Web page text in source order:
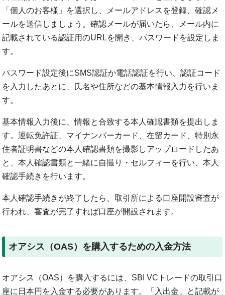
「個人のお客様」を選択し、メールアドレスを登録、確認メ
ールを送信しましょう。確認メールが届いたら、メール内に
記載されている認証用のURLを開き、パスワードを設定しま
す。
パスワード設定後にSMS認証か電話認証を行い、認証コード
を入力したあとに、氏名や住所などの基本情報入力を行いま
す。
基本情報入力後に、情報と合致する本人確認書類を提出しま
す。運転免許証、マイナンバーカード、在留カード、特別永
住者証明書などの本人確認書類を撮影しアップロードしたあ
と、本人確認書類と一緒に自撮り・セルフィーを行い、本人
確認手続きを行います。
本人確認手続きが終了したら、取引所による口座開設審査が
行われ、審査が完了すれば口座が開設されます。
オアシス（OAS）を購入するための入金方法
オアシス（OAS）を購入するには、SBI VCトレードの取引口
座に日本円を入金する必要があります。「入出金」と記載が